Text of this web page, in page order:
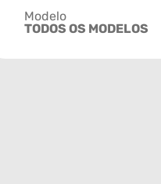
Modelo
TODOS OS MODELOS